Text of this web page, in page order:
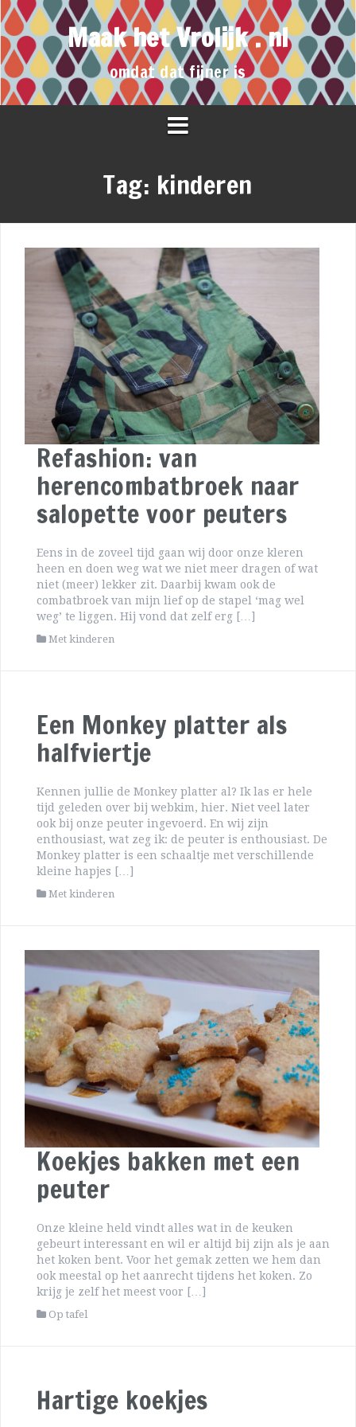
Maak het Vrolijk . nl
omdat dat fijner is
Tag: kinderen
Refashion: van
herencombatbroek naar
salopette voor peuters
Eens in de zoveel tijd gaan wij door onze kleren
heen en doen weg wat we niet meer dragen of wat
niet (meer) lekker zit. Daarbij kwam ook de
combatbroek van mijn lief op de stapel ‘mag wel
weg’ te liggen. Hij vond dat zelf erg […]
Met kinderen
Een Monkey platter als
halfviertje
Kennen jullie de Monkey platter al? Ik las er hele
tijd geleden over bij webkim, hier. Niet veel later
ook bij onze peuter ingevoerd. En wij zijn
enthousiast, wat zeg ik: de peuter is enthousiast. De
Monkey platter is een schaaltje met verschillende
kleine hapjes […]
Met kinderen
Koekjes bakken met een
peuter
Onze kleine held vindt alles wat in de keuken
gebeurt interessant en wil er altijd bij zijn als je aan
het koken bent. Voor het gemak zetten we hem dan
ook meestal op het aanrecht tijdens het koken. Zo
krijg je zelf het meest voor […]
Op tafel
Hartige koekjes